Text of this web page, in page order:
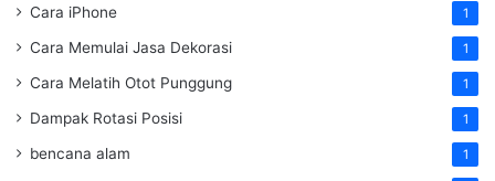
Cara iPhone 1
Cara Memulai Jasa Dekorasi 1
Cara Melatih Otot Punggung 1
Dampak Rotasi Posisi 1
bencana alam 1